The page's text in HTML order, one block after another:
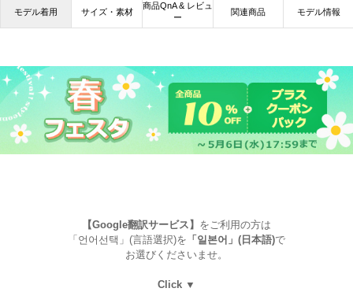
モデル着用 サイズ・素材
商品QnA & レビュ
ー
関連商品 モデル情報
【Google翻訳サービス】 をご利用の方は
「언어선택」(言語選択)を 「일본어」(日本語)で
お選びくださいませ。
Click ▼